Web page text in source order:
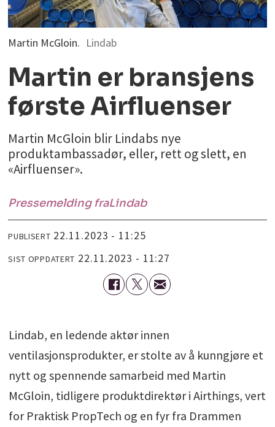
Martin McGloin. Lindab
Martin er bransjens
første Airfluenser
Martin McGloin blir Lindabs nye
produktambassadør, eller, rett og slett, en
«Airfluenser».
Pressemelding fraLindab
PUBLISERT 22.11.2023 - 11:25
SIST OPPDATERT 22.11.2023 - 11:27
Lindab, en ledende aktør innen
ventilasjonsprodukter, er stolte av å kunngjøre et
nytt og spennende samarbeid med Martin
McGloin, tidligere produktdirektør i Airthings, vert
for Praktisk PropTech og en fyr fra Drammen